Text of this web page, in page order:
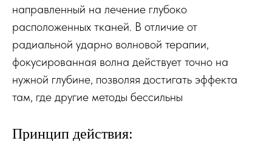
направленный на лечение глубоко
расположенных тканей. В отличие от
радиальной ударно волновой терапии,
фокусированная волна действует точно на
нужной глубине, позволяя достигать эффекта
там, где другие методы бессильны
Принцип действия: